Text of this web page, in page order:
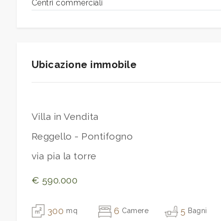
Centri commerciali
Ubicazione immobile
Villa in Vendita
Reggello - Pontifogno
via pia la torre
€ 590.000
300 mq 6 Camere 5 Bagni
Arredato
Nuova costruzione